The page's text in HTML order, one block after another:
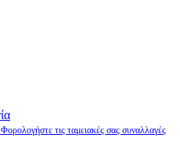
Φορολογήστε τις ταμειακές σας συναλλαγές